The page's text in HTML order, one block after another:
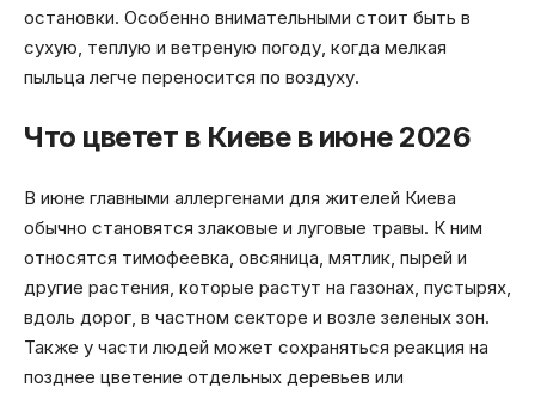
остановки. Особенно внимательными стоит быть в
сухую, теплую и ветреную погоду, когда мелкая
пыльца легче переносится по воздуху.
Что цветет в Киеве в июне 2026
В июне главными аллергенами для жителей Киева
обычно становятся злаковые и луговые травы. К ним
относятся тимофеевка, овсяница, мятлик, пырей и
другие растения, которые растут на газонах, пустырях,
вдоль дорог, в частном секторе и возле зеленых зон.
Также у части людей может сохраняться реакция на
позднее цветение отдельных деревьев или